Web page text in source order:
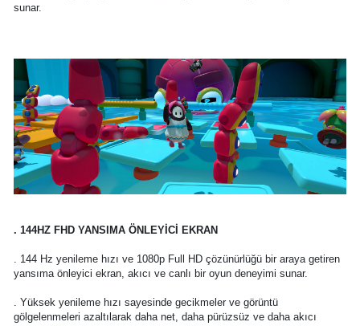
sunar.
. 144HZ FHD YANSIMA ÖNLEYİCİ EKRAN
. 144 Hz yenileme hızı ve 1080p Full HD çözünürlüğü bir araya getiren
yansıma önleyici ekran, akıcı ve canlı bir oyun deneyimi sunar.
. Yüksek yenileme hızı sayesinde gecikmeler ve görüntü
gölgelenmeleri azaltılarak daha net, daha pürüzsüz ve daha akıcı